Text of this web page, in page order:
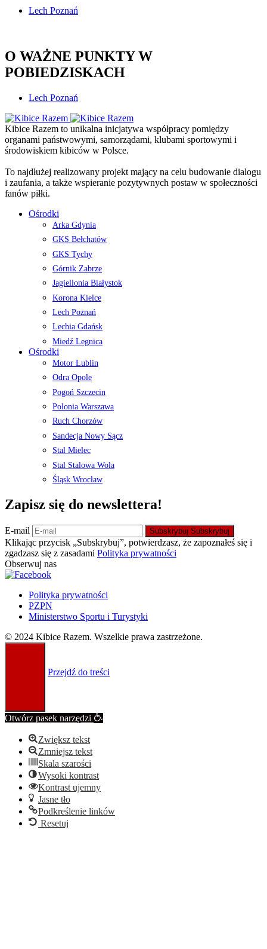
Lech Poznań
O WAŻNE PUNKTY W
POBIEDZISKACH
Lech Poznań
Kibice Razem to unikalna inicjatywa współpracy pomiędzy
organami państwowymi, samorządami, klubami sportowymi i
środowiskiem kibiców w Polsce.
To najdłużej realizowany projekt mający na celu budowanie dialogu
i zaufania, a także wspieranie pozytywnych postaw w społeczności
fanów piłki.
Ośrodki
Arka Gdynia
GKS Bełchatów
GKS Tychy
Górnik Zabrze
Jagiellonia Białystok
Korona Kielce
Lech Poznań
Lechia Gdańsk
Miedź Legnica
Ośrodki
Motor Lublin
Odra Opole
Pogoń Szczecin
Polonia Warszawa
Ruch Chorzów
Sandecja Nowy Sącz
Stal Mielec
Stal Stalowa Wola
Śląsk Wrocław
Zapisz się do newslettera!
E-mail Subskrybuj Subskrybuj
Klikając przycisk „Subskrybuj”, potwierdzasz, że zapoznałeś się i
zgadzasz się z zasadami Polityka prywatności
Obserwuj nas
Polityka prywatności
PZPN
Ministerstwo Sportu i Turystyki
© 2024 Kibice Razem. Wszelkie prawa zastrzeżone.
Przejdź do treści
Otwórz pasek narzędzi
Zwiększ tekst
Zmniejsz tekst
Skala szarości
Wysoki kontrast
Kontrast ujemny
Jasne tło
Podkreślenie linków
Resetuj